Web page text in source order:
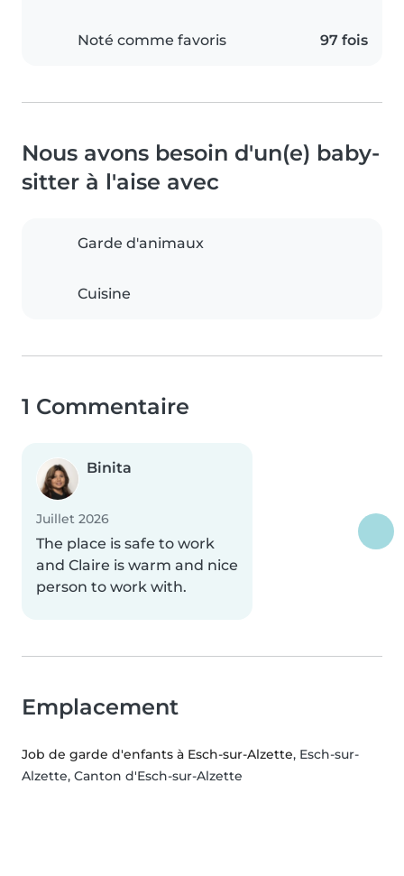
Noté comme favoris 97 fois
Nous avons besoin d'un(e) baby-
sitter à l'aise avec
Garde d'animaux
Cuisine
1 Commentaire
Binita
Juillet 2026
The place is safe to work
and Claire is warm and nice
person to work with.
Emplacement
Job de garde d'enfants à Esch-sur-Alzette, Esch-sur-
Alzette, Canton d'Esch-sur-Alzette